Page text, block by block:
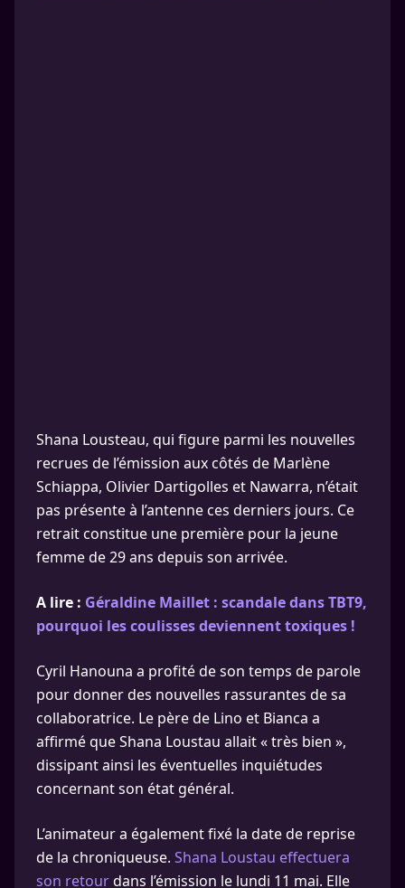
Shana Lousteau, qui figure parmi les nouvelles
recrues de l’émission aux côtés de Marlène
Schiappa, Olivier Dartigolles et Nawarra, n’était
pas présente à l’antenne ces derniers jours. Ce
retrait constitue une première pour la jeune
femme de 29 ans depuis son arrivée.
A lire : Géraldine Maillet : scandale dans TBT9,
pourquoi les coulisses deviennent toxiques !
Cyril Hanouna a profité de son temps de parole
pour donner des nouvelles rassurantes de sa
collaboratrice. Le père de Lino et Bianca a
affirmé que Shana Loustau allait « très bien »,
dissipant ainsi les éventuelles inquiétudes
concernant son état général.
L’animateur a également fixé la date de reprise
de la chroniqueuse. Shana Loustau effectuera
son retourdans l’émission le lundi 11 mai. Elle